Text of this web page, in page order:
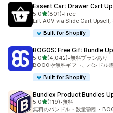
Essent Cart Drawer Cart
5.05つ星中
(801)
合計レビュー数：801件
•Free
Lift AOV via Slide Cart
Built for Shopify
BOGOS: Free Gift Bundle
5.05つ星中
(4,042)
合計レビュー数：4042件
•無料プランあり
BOGOや無料ギフト、バンドル
Built for Shopify
Bundlex Product Bundles
5.05つ星中
(119)
合計レビュー数：119件
•無料
無料のバンドル・数量割引・